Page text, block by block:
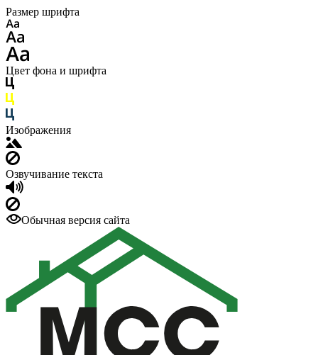
Размер шрифта
Цвет фона и шрифта
Изображения
Озвучивание текста
Обычная версия сайта